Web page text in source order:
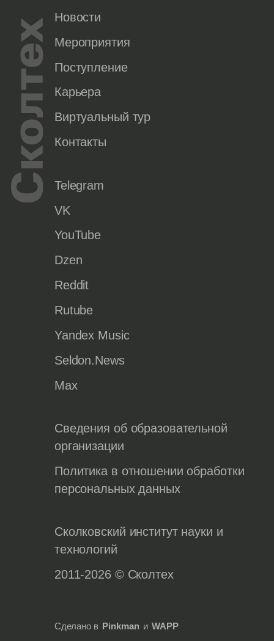
Новости
Мероприятия
Поступление
Карьера
Виртуальный тур
Контакты
Telegram
VK
YouTube
Dzen
Reddit
Rutube
Yandex Music
Seldon.News
Max
Сведения об образовательной
организации
Политика в отношении обработки
персональных данных
Сколковский институт науки и
технологий
2011-2026 © Сколтех
Сделано в Pinkman и WAPP